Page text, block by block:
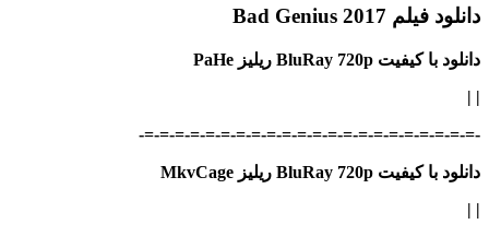
دانلود فیلم Bad Genius 2017
دانلود با کیفیت BluRay 720p ریلیز PaHe
|
|
-=-=-=-=-=-=-=-=-=-=-=-=-=-=-=-=-=-=-=-=-=-=-
دانلود با کیفیت BluRay 720p ریلیز MkvCage
|
|